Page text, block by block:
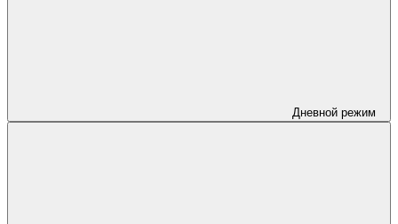
Дневной режим